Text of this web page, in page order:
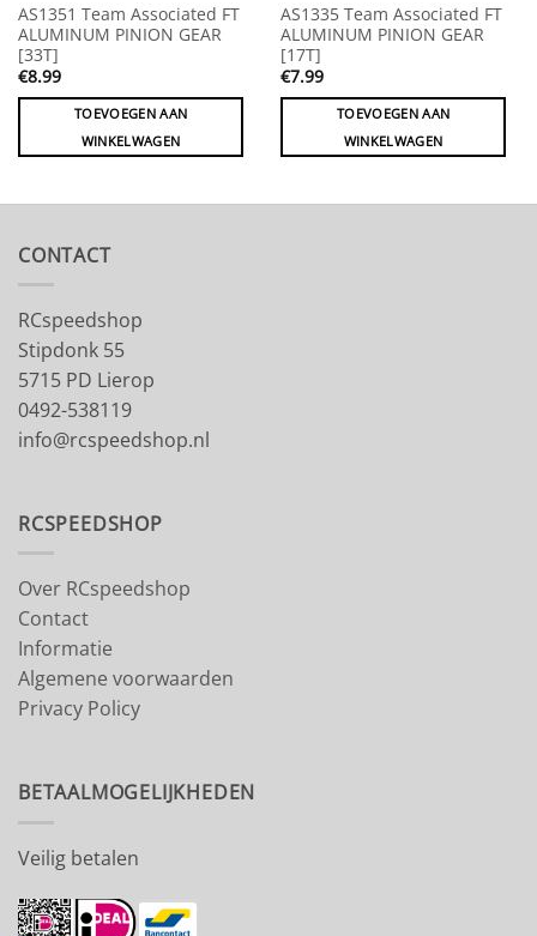
AS1351 Team Associated FT
ALUMINUM PINION GEAR
[33T]
€8.99
TOEVOEGEN AAN
WINKELWAGEN
AS1335 Team Associated FT
ALUMINUM PINION GEAR
[17T]
€7.99
TOEVOEGEN AAN
WINKELWAGEN
CONTACT
RCspeedshop
Stipdonk 55
5715 PD Lierop
0492-538119
info@rcspeedshop.nl
RCSPEEDSHOP
Over RCspeedshop
Contact
Informatie
Algemene voorwaarden
Privacy Policy
BETAALMOGELIJKHEDEN
Veilig betalen